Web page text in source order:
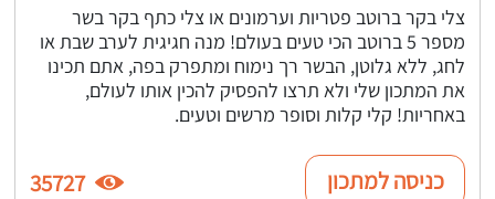
צלי בקר ברוטב פטריות וערמונים או צלי כתף בקר בשר
מספר 5 ברוטב הכי טעים בעולם! מנה חגיגית לערב שבת או
לחג, ללא גלוטן, הבשר רך נימוח ומתפרק בפה, אתם תכינו
את המתכון שלי ולא תרצו להפסיק להכין אותו לעולם,
באחריות! קלי קלות וסופר מרשים וטעים.
כניסה למתכון 35727